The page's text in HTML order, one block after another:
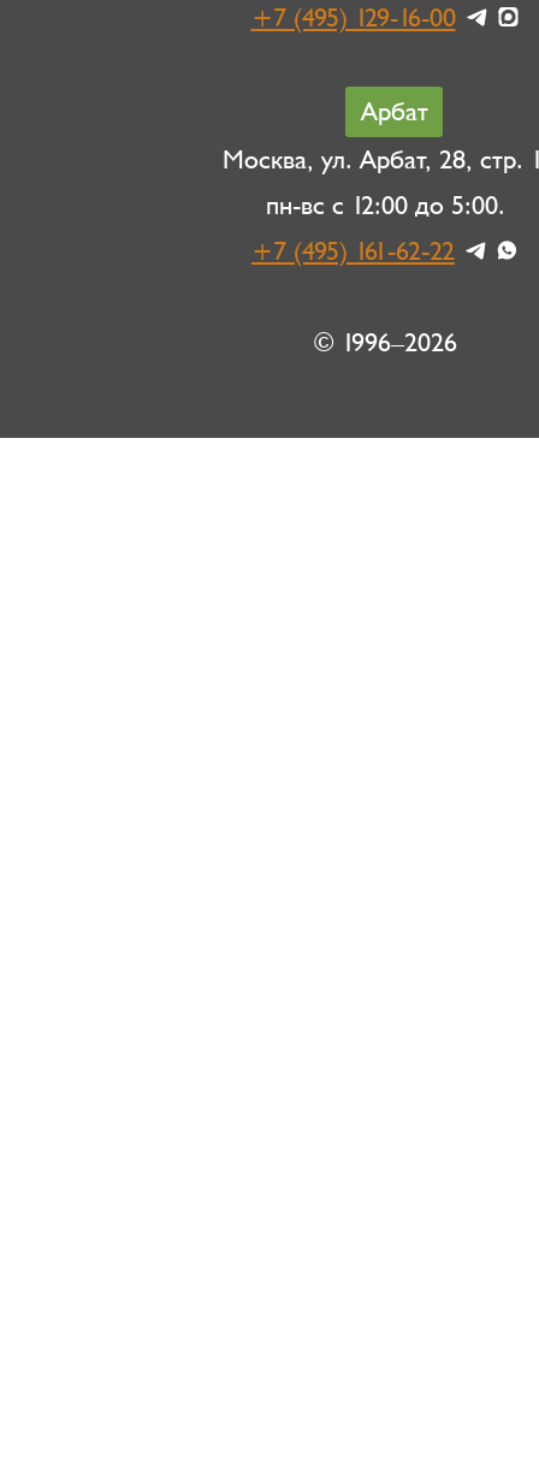
+7 (495) 129-16-00
Арбат
Москва, ул. Арбат, 28, стр.
пн-вс с 12:00 до 5:00.
+7 (495) 161-62-22
© 1996–2026